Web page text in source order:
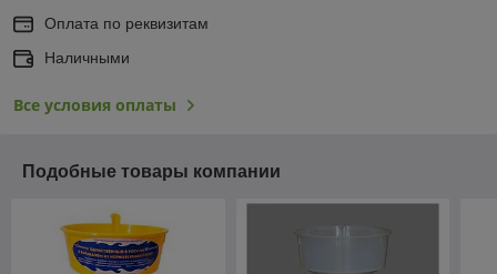
Оплата по реквизитам
Наличными
Все условия оплаты
Подобные товары компании